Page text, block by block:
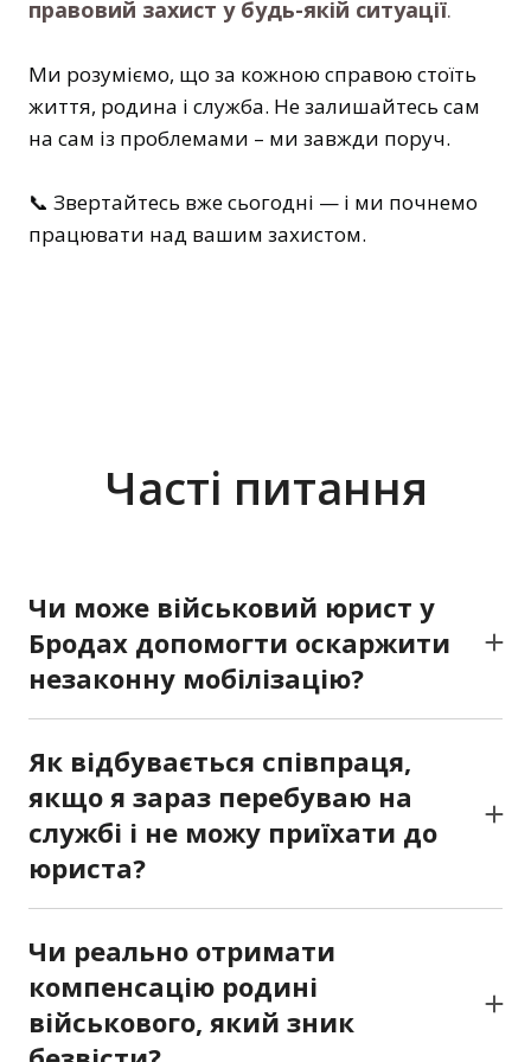
правовий захист у будь-якій ситуації.
Ми розуміємо, що за кожною справою стоїть
життя, родина і служба. Не залишайтесь сам
на сам із проблемами – ми завжди поруч.
📞 Звертайтесь вже сьогодні — і ми почнемо
працювати над вашим захистом.
Часті питання
Чи може військовий юрист у
Бродах допомогти оскаржити
незаконну мобілізацію?
Так. Ми перевіряємо документи, рішення ТЦК
порушення, готуємо скарги, заяви та
супроводжуємо справу до позитивного
результату.
Як відбувається співпраця,
якщо я зараз перебуваю на
службі і не можу приїхати до
юриста?
Ми пропонуємо онлайн-консультації. Ви
поштою чи месенджером, отримати
правовий аналіз і поради навіть
перебуваючи у частині або в іншому місті.
Чи реально отримати
компенсацію родині
військового, який зник